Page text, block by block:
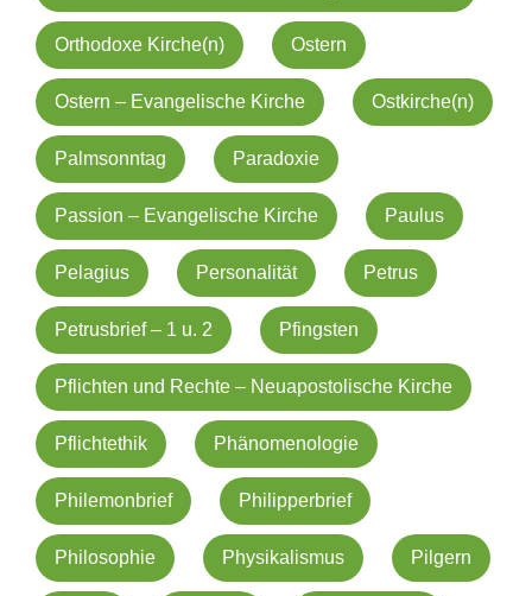
Orthodoxe Kirche(n) Ostern
Ostern – Evangelische Kirche Ostkirche(n)
Palmsonntag Paradoxie
Passion – Evangelische Kirche Paulus
Pelagius Personalität Petrus
Petrusbrief – 1 u. 2 Pfingsten
Pflichten und Rechte – Neuapostolische Kirche
Pflichtethik Phänomenologie
Philemonbrief Philipperbrief
Philosophie Physikalismus Pilgern